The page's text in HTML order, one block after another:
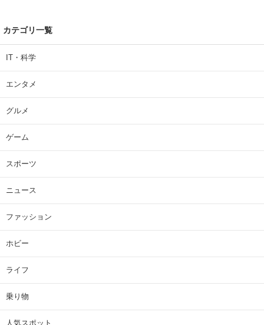
カテゴリ一覧
IT・科学
エンタメ
グルメ
ゲーム
スポーツ
ニュース
ファッション
ホビー
ライフ
乗り物
人気スポット